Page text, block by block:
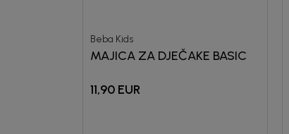
Beba Kids
MAJICA ZA DJEČAKE BASIC
11,90 EUR